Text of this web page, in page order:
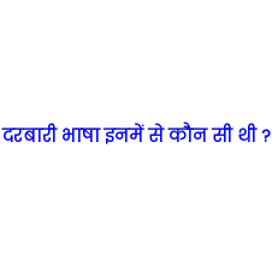
भाषा इनमें से कौन सी थी ?